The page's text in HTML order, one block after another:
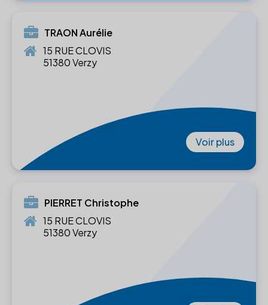
TRAON Aurélie
15 RUE CLOVIS
51380 Verzy
Voir plus
PIERRET Christophe
15 RUE CLOVIS
51380 Verzy